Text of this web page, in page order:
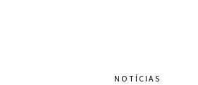
NOTÍCIAS